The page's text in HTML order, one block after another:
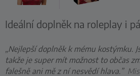
Ideální doplněk na roleplay i
„Nejlepší doplněk k mému kostýmku.
takže je super mít možnost to občas
falešně ani mě z ní nesvědí hlava.”